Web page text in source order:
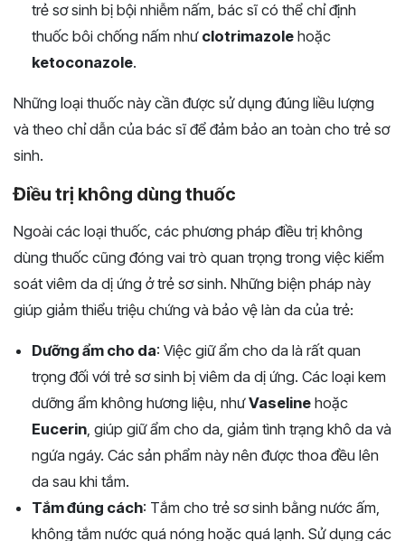
trẻ sơ sinh bị bội nhiễm nấm, bác sĩ có thể chỉ định
thuốc bôi chống nấm như clotrimazole hoặc
ketoconazole.
Những loại thuốc này cần được sử dụng đúng liều lượng
và theo chỉ dẫn của bác sĩ để đảm bảo an toàn cho trẻ sơ
sinh.
Điều trị không dùng thuốc
Ngoài các loại thuốc, các phương pháp điều trị không
dùng thuốc cũng đóng vai trò quan trọng trong việc kiểm
soát viêm da dị ứng ở trẻ sơ sinh. Những biện pháp này
giúp giảm thiểu triệu chứng và bảo vệ làn da của trẻ:
Dưỡng ẩm cho da: Việc giữ ẩm cho da là rất quan
trọng đối với trẻ sơ sinh bị viêm da dị ứng. Các loại kem
dưỡng ẩm không hương liệu, nhưVaseline hoặc
Eucerin, giúp giữ ẩm cho da, giảm tình trạng khô da và
ngứa ngáy. Các sản phẩm này nên được thoa đều lên
da sau khi tắm.
Tắm đúng cách: Tắm cho trẻ sơ sinh bằng nước ấm,
không tắm nước quá nóng hoặc quá lạnh. Sử dụng các